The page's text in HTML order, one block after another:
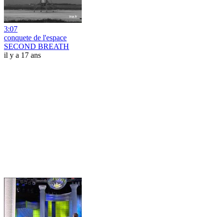
3:07
conquete de l'espace
SECOND BREATH
il y a 17 ans